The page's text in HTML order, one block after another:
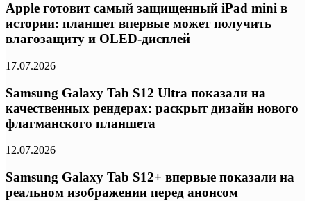
Apple готовит самый защищенный iPad mini в
истории: планшет впервые может получить
влагозащиту и OLED-дисплей
17.07.2026
Samsung Galaxy Tab S12 Ultra показали на
качественных рендерах: раскрыт дизайн нового
флагманского планшета
12.07.2026
Samsung Galaxy Tab S12+ впервые показали на
реальном изображении перед анонсом